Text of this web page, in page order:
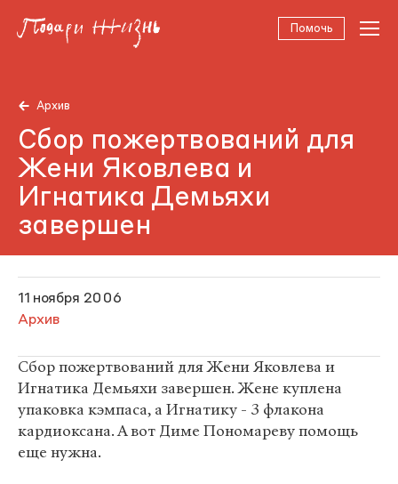
Помочь
Архив
Сбор пожертвований для
Жени Яковлева и
Игнатика Демьяхи
завершен
11 ноября 2006
Архив
Сбор пожертвований для Жени Яковлева и
Игнатика Демьяхи завершен. Жене куплена
упаковка кэмпаса, а Игнатику - 3 флакона
кардиоксана. А вот Диме Пономареву помощь
еще нужна.